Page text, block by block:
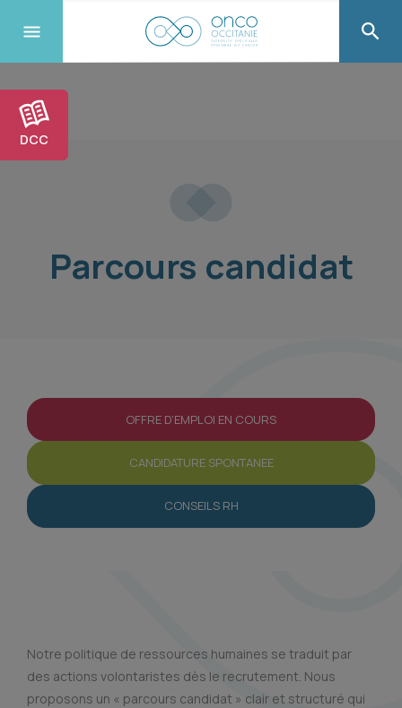
DCC
Parcours candidat
OFFRE D’EMPLOI EN COURS
CANDIDATURE SPONTANEE
CONSEILS RH
Notre politique de ressources humaines se traduit par
des actions volontaristes dès le recrutement. Nous
proposons un « parcours candidat » clair et structuré qui